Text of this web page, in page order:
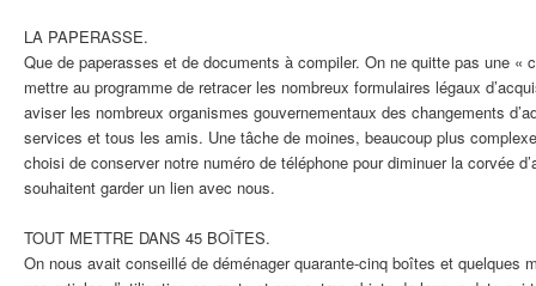
LA PAPERASSE.
Que de paperasses et de documents à compiler. On ne quitte pas une «
mettre au programme de retracer les nombreux formulaires légaux
aviser les nombreux organismes gouvernementaux des changements
services et tous les amis. Une tâche de moines, beaucoup plus
choisi de conserver notre numéro de téléphone pour diminuer la corvée
souhaitent garder un lien avec nous.
TOUT METTRE DANS 45 BOÎTES.
On nous avait conseillé de déménager quarante-cinq boîtes et quelques